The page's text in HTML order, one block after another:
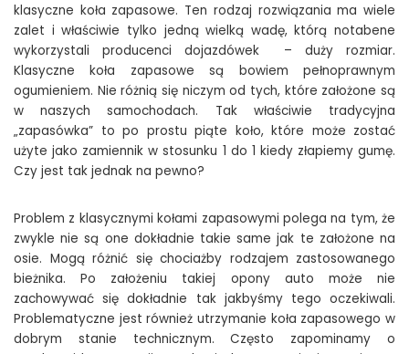
klasyczne koła zapasowe. Ten rodzaj rozwiązania ma wiele
zalet i właściwie tylko jedną wielką wadę, którą notabene
wykorzystali producenci dojazdówek – duży rozmiar.
Klasyczne koła zapasowe są bowiem pełnoprawnym
ogumieniem. Nie różnią się niczym od tych, które założone są
w naszych samochodach. Tak właściwie tradycyjna
„zapasówka” to po prostu piąte koło, które może zostać
użyte jako zamiennik w stosunku 1 do 1 kiedy złapiemy gumę.
Czy jest tak jednak na pewno?
Problem z klasycznymi kołami zapasowymi polega na tym, że
zwykle nie są one dokładnie takie same jak te założone na
osie. Mogą różnić się chociażby rodzajem zastosowanego
bieżnika. Po założeniu takiej opony auto może nie
zachowywać się dokładnie tak jakbyśmy tego oczekiwali.
Problematyczne jest również utrzymanie koła zapasowego w
dobrym stanie technicznym. Często zapominamy o